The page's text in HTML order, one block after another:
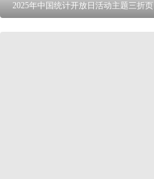
2025年中国统计开放日活动主题三折页